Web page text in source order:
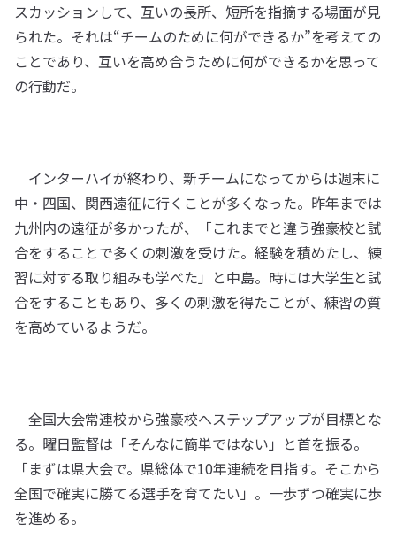
スカッションして、互いの長所、短所を指摘する場面が見
られた。それは“チームのために何ができるか”を考えての
ことであり、互いを高め合うために何ができるかを思って
の行動だ。
インターハイが終わり、新チームになってからは週末に
中・四国、関西遠征に行くことが多くなった。昨年までは
九州内の遠征が多かったが、「これまでと違う強豪校と試
合をすることで多くの刺激を受けた。経験を積めたし、練
習に対する取り組みも学べた」と中島。時には大学生と試
合をすることもあり、多くの刺激を得たことが、練習の質
を高めているようだ。
全国大会常連校から強豪校へステップアップが目標とな
る。曜日監督は「そんなに簡単ではない」と首を振る。
「まずは県大会で。県総体で10年連続を目指す。そこから
全国で確実に勝てる選手を育てたい」。一歩ずつ確実に歩
を進める。